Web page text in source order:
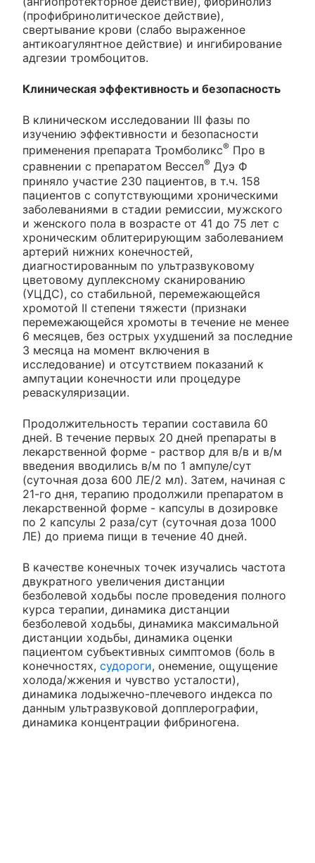
(профибринолитическое действие),
свертывание крови (слабо выраженное
антикоагулянтное действие) и ингибирование
адгезии тромбоцитов.
Клиническая эффективность и безопасность
В клиническом исследовании III фазы по
изучению эффективности и безопасности
применения препарата Тромболикс® Про в
сравнении с препаратом Вессел® Дуэ Ф
приняло участие 230 пациентов, в т.ч. 158
пациентов с сопутствующими хроническими
заболеваниями в стадии ремиссии, мужского
и женского пола в возрасте от 41 до 75 лет с
хроническим облитерирующим заболеванием
артерий нижних конечностей,
диагностированным по ультразвуковому
цветовому дуплексному сканированию
(УЦДС), со стабильной, перемежающейся
хромотой II степени тяжести (признаки
перемежающейся хромоты в течение не менее
6 месяцев, без острых ухудшений за последние
3 месяца на момент включения в
исследование) и отсутствием показаний к
ампутации конечности или процедуре
реваскуляризации.
Продолжительность терапии составила 60
дней. В течение первых 20 дней препараты в
лекарственной форме - раствор для в/в и в/м
введения вводились в/м по 1 ампуле/сут
(суточная доза 600 ЛЕ/2 мл). Затем, начиная с
21-го дня, терапию продолжили препаратом в
лекарственной форме - капсулы в дозировке
по 2 капсулы 2 раза/сут (суточная доза 1000
ЛЕ) до приема пищи в течение 40 дней.
В качестве конечных точек изучались частота
двукратного увеличения дистанции
безболевой ходьбы после проведения полного
курса терапии, динамика дистанции
безболевой ходьбы, динамика максимальной
дистанции ходьбы, динамика оценки
пациентом субъективных симптомов (боль в
конечностях, судороги, онемение, ощущение
холода/жжения и чувство усталости),
динамика лодыжечно-плечевого индекса по
данным ультразвуковой допплерографии,
динамика концентрации фибриногена.